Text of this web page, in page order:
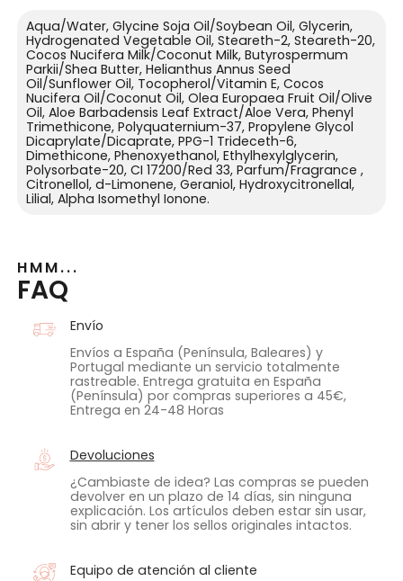
Aqua/Water, Glycine Soja Oil/Soybean Oil, Glycerin,
Hydrogenated Vegetable Oil, Steareth-2, Steareth-20,
Cocos Nucifera Milk/Coconut Milk, Butyrospermum
Parkii/Shea Butter, Helianthus Annus Seed
Oil/Sunflower Oil, Tocopherol/Vitamin E, Cocos
Nucifera Oil/Coconut Oil, Olea Europaea Fruit Oil/Olive
Oil, Aloe Barbadensis Leaf Extract/Aloe Vera, Phenyl
Trimethicone, Polyquaternium-37, Propylene Glycol
Dicaprylate/Dicaprate, PPG-1 Trideceth-6,
Dimethicone, Phenoxyethanol, Ethylhexylglycerin,
Polysorbate-20, CI 17200/Red 33, Parfum/Fragrance ,
Citronellol, d-Limonene, Geraniol, Hydroxycitronellal,
Lilial, Alpha Isomethyl Ionone.
HMM...
FAQ
Envío
Envíos a España (Península, Baleares) y
Portugal mediante un servicio totalmente
rastreable. Entrega gratuita en España
(Península) por compras superiores a 45€,
Entrega en 24-48 Horas
Devoluciones
¿Cambiaste de idea? Las compras se pueden
devolver en un plazo de 14 días, sin ninguna
explicación. Los artículos deben estar sin usar,
sin abrir y tener los sellos originales intactos.
Equipo de atención al cliente